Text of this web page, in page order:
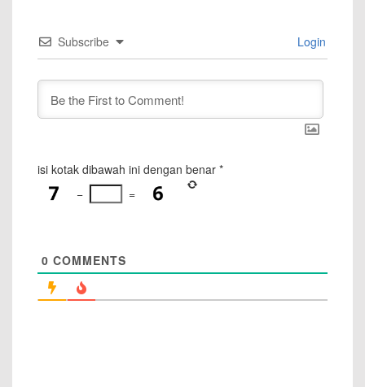
Subscribe Login
isi kotak dibawah ini dengan benar *
−
=
0 COMMENTS